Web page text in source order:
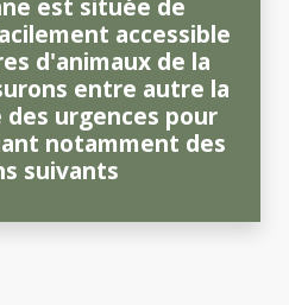
accessible
d'animaux de la
entre autre la
urgences pour
notamment des
suivants